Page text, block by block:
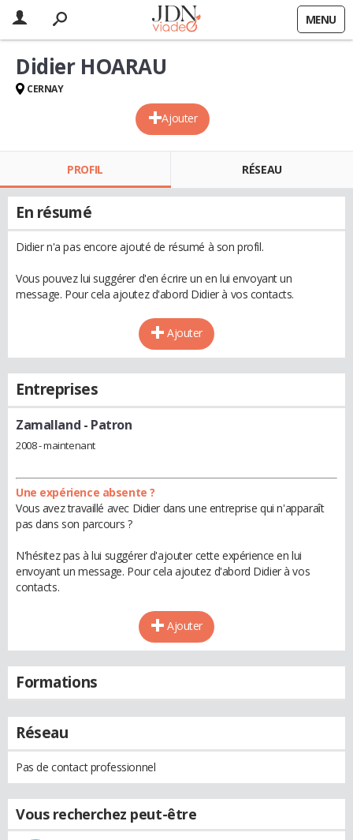
MENU
Ajouter
Didier HOARAU
CERNAY
PROFIL RÉSEAU
En résumé
Didier n'a pas encore ajouté de résumé à son profil.
Vous pouvez lui suggérer d'en écrire un en lui envoyant un
message. Pour cela ajoutez d'abord Didier à vos contacts.
Ajouter
Entreprises
Zamalland - Patron
2008 - maintenant
Une expérience absente ?
Vous avez travaillé avec Didier dans une entreprise qui n'apparaît
pas dans son parcours ?
N'hésitez pas à lui suggérer d'ajouter cette expérience en lui
envoyant un message. Pour cela ajoutez d'abord Didier à vos
contacts.
Ajouter
Formations
Réseau
Pas de contact professionnel
Vous recherchez peut-être